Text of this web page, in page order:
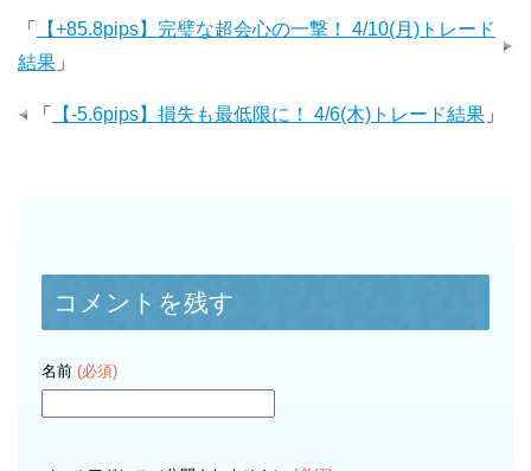
「
【+85.8pips】完璧な超会心の一撃！ 4/10(月)トレード
結果 」
「 【-5.6pips】損失も最低限に！ 4/6(木)トレード結果 」
コメントを残す
名前 (必須)